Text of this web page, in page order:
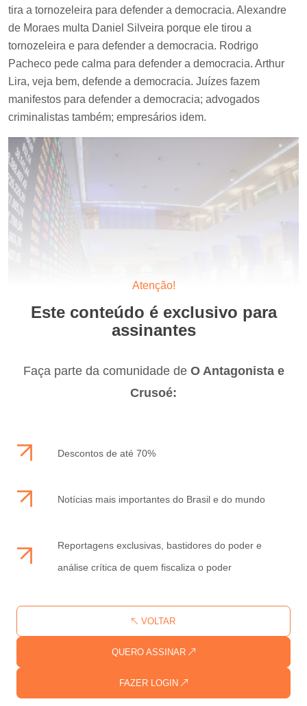
Atenção!
Este conteúdo é exclusivo para
assinantes
Faça parte da comunidade de O Antagonista e
Crusoé:
Descontos de até 70%
Notícias mais importantes do Brasil e do mundo
Reportagens exclusivas, bastidores do poder e
análise crítica de quem fiscaliza o poder
FAZER LOGIN
QUERO ASSINAR
VOLTAR
tira a tornozeleira para defender a democracia. Alexandre
de Moraes multa Daniel Silveira porque ele tirou a
tornozeleira e para defender a democracia. Rodrigo
Pacheco pede calma para defender a democracia. Arthur
Lira, veja bem, defende a democracia. Juízes fazem
manifestos para defender a democracia; advogados
criminalistas também; empresários idem.